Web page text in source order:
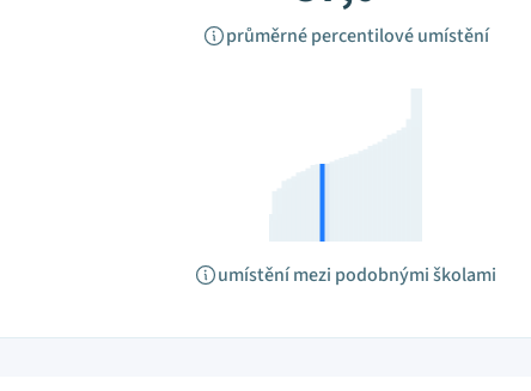
průměrné percentilové umístění
umístění mezi podobnými školami